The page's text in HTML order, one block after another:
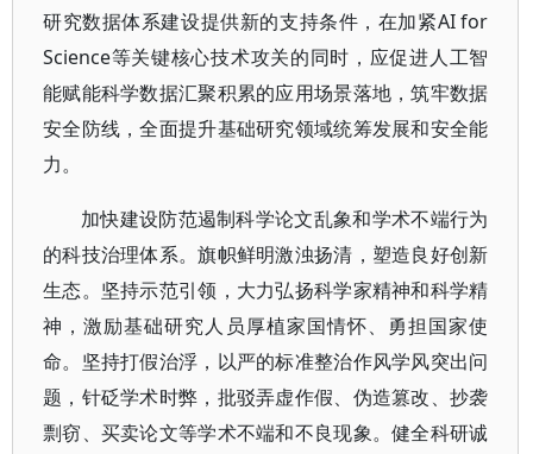
研究数据体系建设提供新的支持条件，在加紧AI for
Science等关键核心技术攻关的同时，应促进人工智
能赋能科学数据汇聚积累的应用场景落地，筑牢数据
安全防线，全面提升基础研究领域统筹发展和安全能
力。
加快建设防范遏制科学论文乱象和学术不端行为
的科技治理体系。旗帜鲜明激浊扬清，塑造良好创新
生态。坚持示范引领，大力弘扬科学家精神和科学精
神，激励基础研究人员厚植家国情怀、勇担国家使
命。坚持打假治浮，以严的标准整治作风学风突出问
题，针砭学术时弊，批驳弄虚作假、伪造篡改、抄袭
剽窃、买卖论文等学术不端和不良现象。健全科研诚